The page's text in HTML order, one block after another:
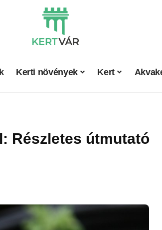
Kerti növények Kert
Részletes útmutató